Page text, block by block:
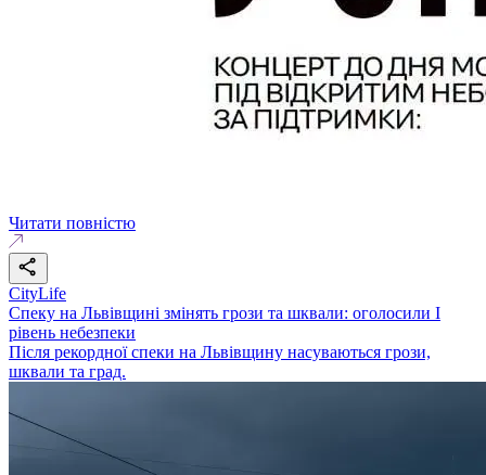
Читати повністю
CityLife
Спеку на Львівщині змінять грози та шквали: оголосили І
рівень небезпеки
Після рекордної спеки на Львівщину насуваються грози,
шквали та град.